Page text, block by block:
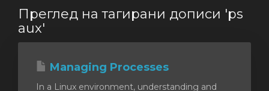
Преглед на тагирани дописи 'ps
aux'
Managing Processes
In a Linux environment, understanding and